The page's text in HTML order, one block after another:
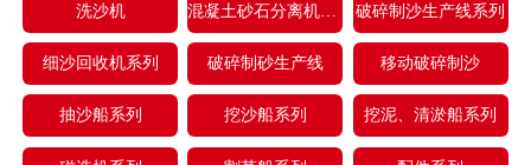
洗沙机 破碎制沙生产线系列
细沙回收机系列 破碎制砂生产线 移动破碎制沙
抽沙船系列 挖沙船系列 挖泥、清淤船系列